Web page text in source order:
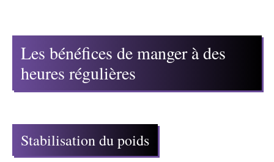
Les bénéfices de manger à des
heures régulières
Stabilisation du poids